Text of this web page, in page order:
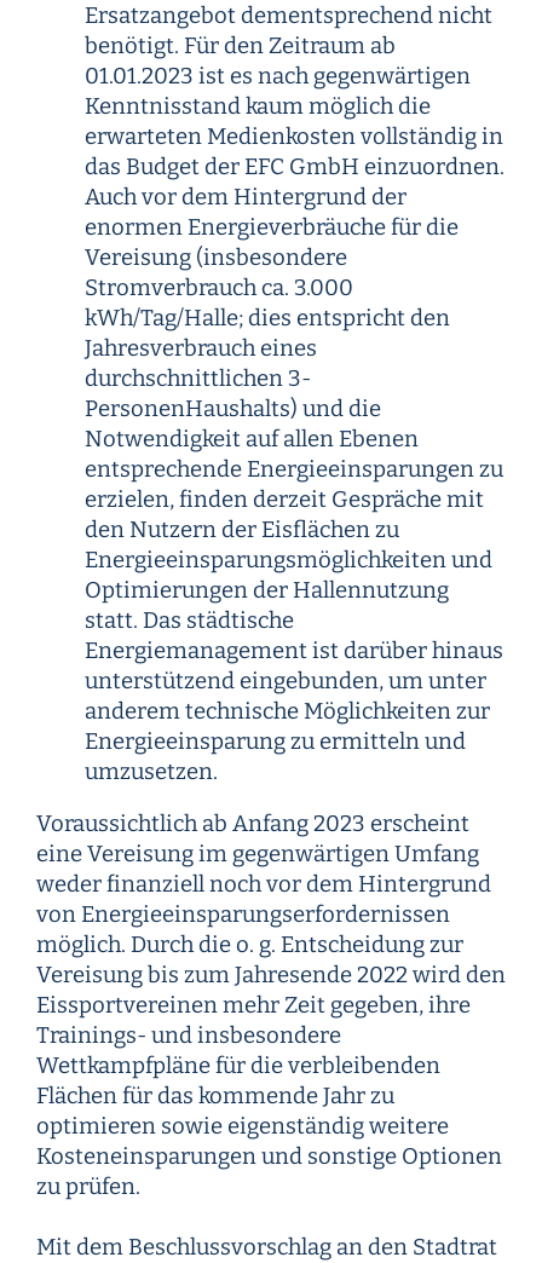
Ersatzangebot dementsprechend nicht
benötigt. Für den Zeitraum ab
01.01.2023 ist es nach gegenwärtigen
Kenntnisstand kaum möglich die
erwarteten Medienkosten vollständig in
das Budget der EFC GmbH einzuordnen.
Auch vor dem Hintergrund der
enormen Energieverbräuche für die
Vereisung (insbesondere
Stromverbrauch ca. 3.000
kWh/Tag/Halle; dies entspricht den
Jahresverbrauch eines
durchschnittlichen 3-
PersonenHaushalts) und die
Notwendigkeit auf allen Ebenen
entsprechende Energieeinsparungen zu
erzielen, finden derzeit Gespräche mit
den Nutzern der Eisflächen zu
Energieeinsparungsmöglichkeiten und
Optimierungen der Hallennutzung
statt. Das städtische
Energiemanagement ist darüber hinaus
unterstützend eingebunden, um unter
anderem technische Möglichkeiten zur
Energieeinsparung zu ermitteln und
umzusetzen.
Voraussichtlich ab Anfang 2023 erscheint
eine Vereisung im gegenwärtigen Umfang
weder finanziell noch vor dem Hintergrund
von Energieeinsparungserfordernissen
möglich. Durch die o. g. Entscheidung zur
Vereisung bis zum Jahresende 2022 wird den
Eissportvereinen mehr Zeit gegeben, ihre
Trainings- und insbesondere
Wettkampfpläne für die verbleibenden
Flächen für das kommende Jahr zu
optimieren sowie eigenständig weitere
Kosteneinsparungen und sonstige Optionen
zu prüfen.
Mit dem Beschlussvorschlag an den Stadtrat